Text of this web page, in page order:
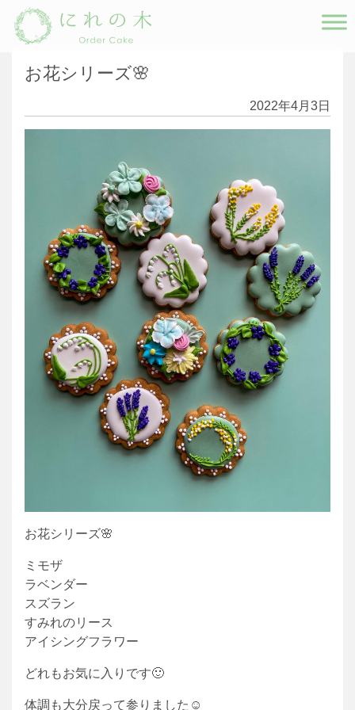
Main Navigation
お花シリーズ🌸
2022年4月3日
お花シリーズ🌸
ミモザ
ラベンダー
スズラン
すみれのリース
アイシングフラワー
どれもお気に入りです🙂
体調も大分戻って参りました☺️